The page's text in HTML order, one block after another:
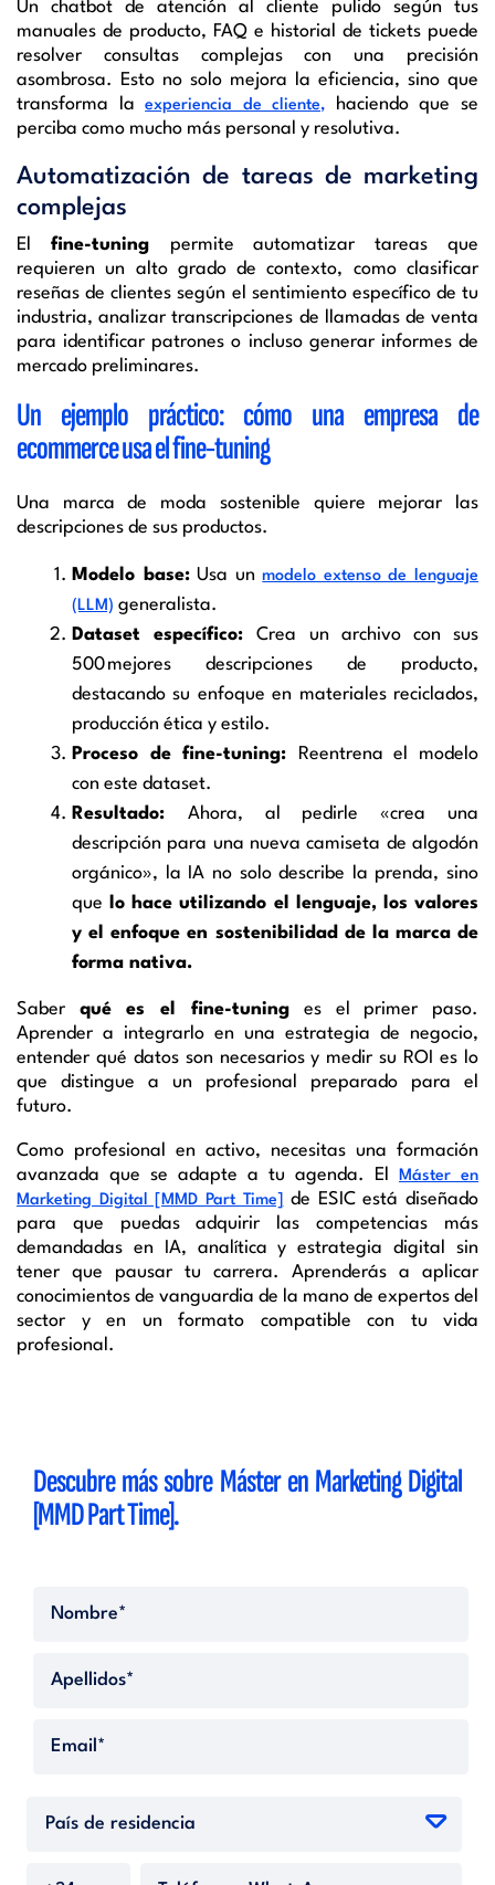
Un chatbot de atención al cliente pulido según tus
manuales de producto, FAQ e historial de tickets puede
resolver consultas complejas con una precisión
asombrosa. Esto no solo mejora la eficiencia, sino que
transforma laexperiencia de cliente, haciendo que se
perciba como mucho más personal y resolutiva.
Automatización de tareas de marketing
complejas
El fine-tuning permite automatizar tareas que
requieren un alto grado de contexto, como clasificar
reseñas de clientes según el sentimiento específico de tu
industria, analizar transcripciones de llamadas de venta
para identificar patrones o incluso generar informes de
mercado preliminares.
Un ejemplo práctico: cómo una empresa de
ecommerce usa el fine-tuning
Una marca de moda sostenible quiere mejorar las
descripciones de sus productos.
Modelo base:Usa unmodelo extenso de lenguaje
(LLM) generalista.
Dataset específico:Crea un archivo con sus
500 mejores descripciones de producto,
destacando su enfoque en materiales reciclados,
producción ética y estilo.
Proceso de fine-tuning:
Reentrena el modelo
con este dataset.
Resultado: Ahora, al pedirle «crea una
descripción para una nueva camiseta de algodón
orgánico», la IA no solo describe la prenda, sino
que lo hace utilizando el lenguaje, los valores
y el enfoque en sostenibilidad de la marca de
forma nativa.
Saber qué es el fine-tuninges el primer paso.
Aprender a integrarlo en una estrategia de negocio,
entender qué datos son necesarios y medir su ROI es lo
que distingue a un profesional preparado para el
futuro.
Como profesional en activo, necesitas una formación
avanzada que se adapte a tu agenda. El
Máster en
Marketing Digital [MMD Part Time] de ESIC está diseñado
para que puedas adquirir las competencias más
demandadas en IA, analítica y estrategia digital sin
tener que pausar tu carrera. Aprenderás a aplicar
conocimientos de vanguardia de la mano de expertos del
sector y en un formato compatible con tu vida
profesional.
Descubre más sobreMáster en Marketing Digital
[MMD Part Time].